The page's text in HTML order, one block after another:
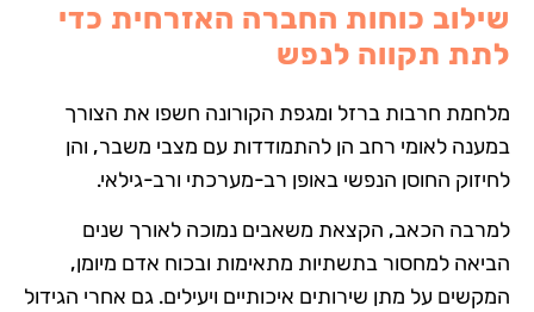
שילוב כוחות החברה האזרחית כדי
לתת תקווה לנפש
מלחמת חרבות ברזל ומגפת הקורונה חשפו את הצורך
במענה לאומי רחב הן להתמודדות עם מצבי משבר, והן
לחיזוק החוסן הנפשי באופן רב-מערכתי ורב-גילאי.
למרבה הכאב, הקצאת משאבים נמוכה לאורך שנים
הביאה למחסור בתשתיות מתאימות ובכוח אדם מיומן,
המקשים על מתן שירותים איכותיים ויעילים. גם אחרי הגידול